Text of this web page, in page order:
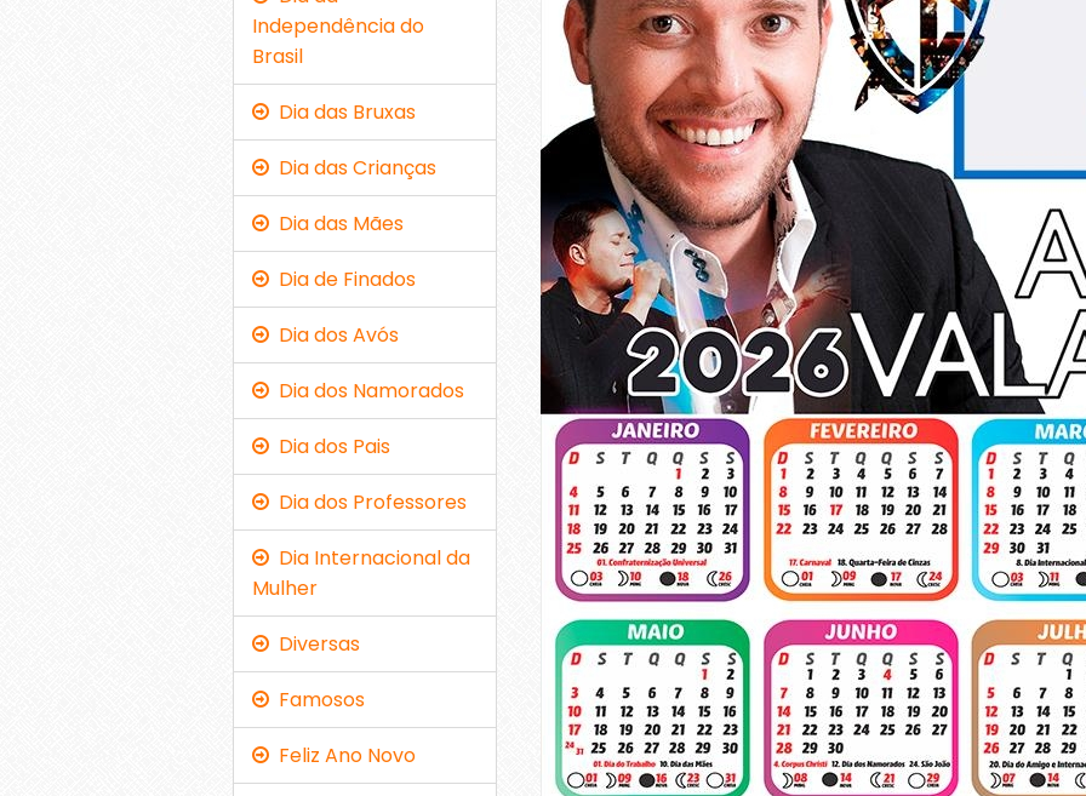
Independência do
Brasil
Dia das Bruxas
Dia das Crianças
Dia das Mães
Dia de Finados
Dia dos Avós
Dia dos Namorados
Dia dos Pais
Dia dos Professores
Dia Internacional da
Mulher
Diversas
Famosos
Feliz Ano Novo